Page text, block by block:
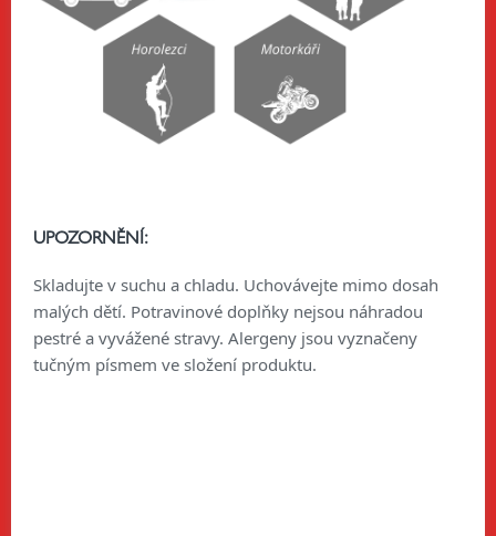
UPOZORNĚNÍ:
Skladujte v suchu a chladu. Uchovávejte mimo dosah
malých dětí. Potravinové doplňky nejsou náhradou
pestré a vyvážené stravy. Alergeny jsou vyznačeny
tučným písmem ve složení produktu.